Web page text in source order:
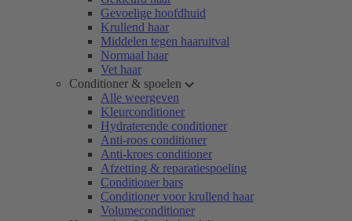
Gevoelige hoofdhuid
Krullend haar
Middelen tegen haaruitval
Normaal haar
Vet haar
Conditioner & spoelen
Alle weergeven
Kleurconditioner
Hydraterende conditioner
Anti-roos conditioner
Anti-kroes conditioner
Afzetting & reparatiespoeling
Conditioner bars
Conditioner voor krullend haar
Volumeconditioner